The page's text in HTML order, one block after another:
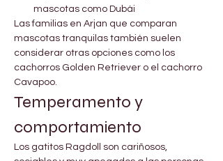
mascotas como Dubái
Las familias en Arjan que comparan
mascotas tranquilas también suelen
considerar otras opciones como los
cachorros Golden Retriever o el cachorro
Cavapoo.
Temperamento y
comportamiento
Los gatitos Ragdoll son cariñosos,